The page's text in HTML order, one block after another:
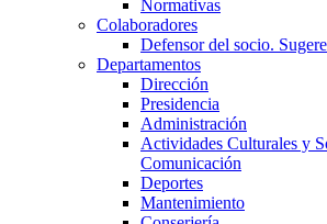
Normativas
Colaboradores
Defensor del socio.
Departamentos
Dirección
Presidencia
Administración
Actividades Culturales y
Comunicación
Deportes
Mantenimiento